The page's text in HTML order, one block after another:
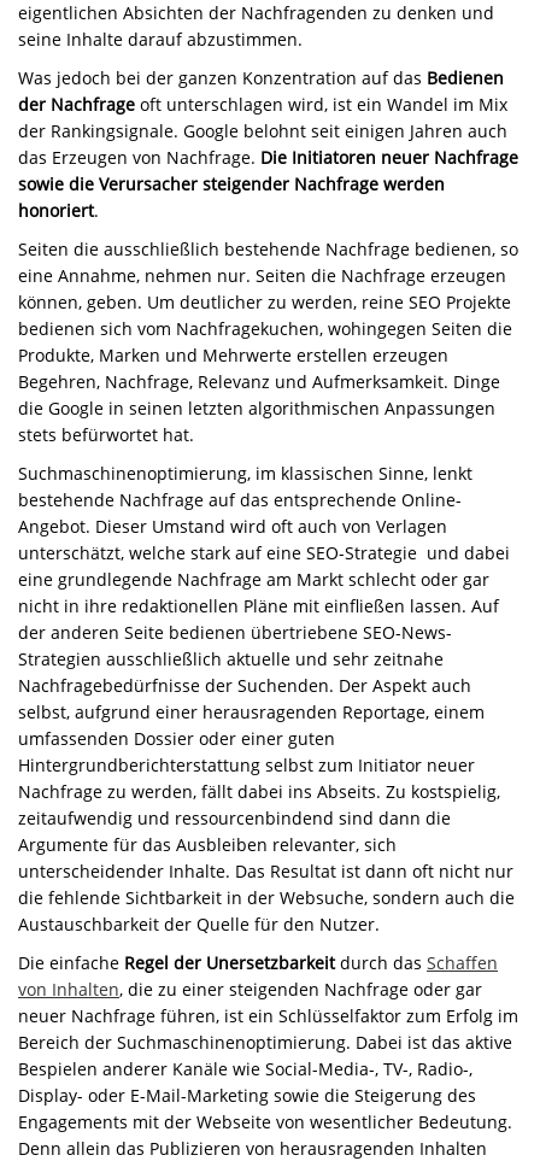
eigentlichen Absichten der Nachfragenden zu denken und
seine Inhalte darauf abzustimmen.
Was jedoch bei der ganzen Konzentration auf das Bedienen
der Nachfrage oft unterschlagen wird, ist ein Wandel im Mix
der Rankingsignale. Google belohnt seit einigen Jahren auch
das Erzeugen von Nachfrage. Die Initiatoren neuer Nachfrage
sowie die Verursacher steigender Nachfrage werden
honoriert.
Seiten die ausschließlich bestehende Nachfrage bedienen, so
eine Annahme, nehmen nur. Seiten die Nachfrage erzeugen
können, geben. Um deutlicher zu werden, reine SEO Projekte
bedienen sich vom Nachfragekuchen, wohingegen Seiten die
Produkte, Marken und Mehrwerte erstellen erzeugen
Begehren, Nachfrage, Relevanz und Aufmerksamkeit. Dinge
die Google in seinen letzten algorithmischen Anpassungen
stets befürwortet hat.
Suchmaschinenoptimierung, im klassischen Sinne, lenkt
bestehende Nachfrage auf das entsprechende Online-
Angebot. Dieser Umstand wird oft auch von Verlagen
unterschätzt, welche stark auf eine SEO-Strategie und dabei
eine grundlegende Nachfrage am Markt schlecht oder gar
nicht in ihre redaktionellen Pläne mit einfließen lassen. Auf
der anderen Seite bedienen übertriebene SEO-News-
Strategien ausschließlich aktuelle und sehr zeitnahe
Nachfragebedürfnisse der Suchenden. Der Aspekt auch
selbst, aufgrund einer herausragenden Reportage, einem
umfassenden Dossier oder einer guten
Hintergrundberichterstattung selbst zum Initiator neuer
Nachfrage zu werden, fällt dabei ins Abseits. Zu kostspielig,
zeitaufwendig und ressourcenbindend sind dann die
Argumente für das Ausbleiben relevanter, sich
unterscheidender Inhalte. Das Resultat ist dann oft nicht nur
die fehlende Sichtbarkeit in der Websuche, sondern auch die
Austauschbarkeit der Quelle für den Nutzer.
Die einfache Regel der Unersetzbarkeitdurch das Schaffen
von Inhalten, die zu einer steigenden Nachfrage oder gar
neuer Nachfrage führen, ist ein Schlüsselfaktor zum Erfolg im
Bereich der Suchmaschinenoptimierung. Dabei ist das aktive
Bespielen anderer Kanäle wie Social-Media-, TV-, Radio-,
Display- oder E-Mail-Marketing sowie die Steigerung des
Engagements mit der Webseite von wesentlicher Bedeutung.
Denn allein das Publizieren von herausragenden Inhalten